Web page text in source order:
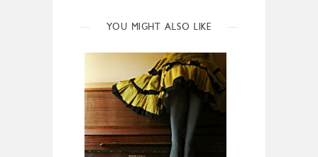
YOU MIGHT ALSO LIKE